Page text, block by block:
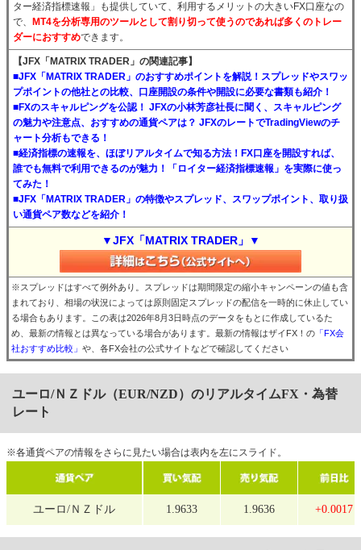
ター経済指標速報」も提供していて、利用するメリットの大きいFX口座なの
で、
MT4を分析専用のツールとして割り切って使うのであれば多くのトレー
ダーにおすすめできます。
【JFX「MATRIX TRADER」の関連記事】
■JFX「MATRIX TRADER」のおすすめポイントを解説！スプレッドやスワッ
プポイントの他社との比較、口座開設の条件や開設に必要な書類も紹介！
■FXのスキャルピングを公認！ JFXの小林芳彦社長に聞く、スキャルピング
の魅力や注意点、おすすめの通貨ペアは？ JFXのレートでTradingViewのチ
ャート分析もできる！
■経済指標の速報を、ほぼリアルタイムで知る方法！FX口座を開設すれば、
誰でも無料で利用できるのが魅力！「ロイター経済指標速報」を実際に使っ
てみた！
■JFX「MATRIX TRADER」の特徴やスプレッド、スワップポイント、取り扱
い通貨ペア数などを紹介！
▼JFX「MATRIX TRADER」▼
※スプレッドはすべて例外あり。スプレッドは期間限定の縮小キャンペーンの値も含
まれており、相場の状況によっては原則固定スプレッドの配信を一時的に休止してい
る場合もあります。この表は2026年8月3日時点のデータをもとに作成しているた
め、最新の情報とは異なっている場合があります。最新の情報はザイFX！の 「FX会
社おすすめ比較」 や、各FX会社の公式サイトなどで確認してください
ユーロ/ＮＺドル（EUR/NZD）のリアルタイムFX・為替
レート
※各通貨ペアの情報をさらに見たい場合は表内を左にスライド。
ユーロ/ＮＺドル 1.9633 1.9636 +0.0017